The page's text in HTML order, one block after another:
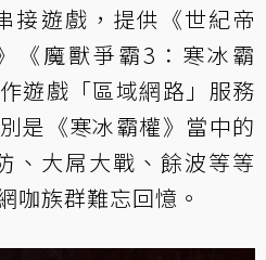
接遊戲，提供《世紀帝
《魔獸爭霸3：寒冰霸
遊戲「區域網路」服務
是《寒冰霸權》當中的
、大屌大戰、餘波等等
咖族群難忘回憶。